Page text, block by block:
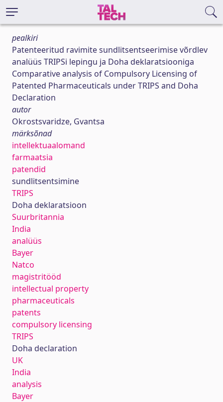
pealkiri
Patenteeritud ravimite sundlitsentseerimise võrdlev
analüüs TRIPSi lepingu ja Doha deklaratsiooniga
Comparative analysis of Compulsory Licensing of
Patented Pharmaceuticals under TRIPS and Doha
Declaration
autor
Okrostsvaridze, Gvantsa
märksõnad
intellektuaalomand
farmaatsia
patendid
sundlitsentsimine
TRIPS
Doha deklaratsioon
Suurbritannia
India
analüüs
Bayer
Natco
magistritööd
intellectual property
pharmaceuticals
patents
compulsory licensing
TRIPS
Doha declaration
UK
India
analysis
Bayer